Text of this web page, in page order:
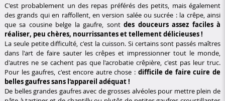
C'est probablement un des repas préférés des petits, mais également
des grands qui en raffollent, en version salée ou sucrée : la crêpe, ainsi
que sa cousine belge la gaufre, sontdes douceurs assez faciles à
réaliser, peu chères, nourrissantes et tellement délicieuses !
La seule petite difficulté, c'est la cuisson. Si certains sont passés maîtres
dans l'art de faire sauter les crêpes et impressionner tout le monde,
d'autres ne se cachent pas que l'acrobatie crêpière, c'est pas leur truc.
Pour les gaufres, c'est encore autre chose : difficile de faire cuire de
belles gaufres sans l'appareil adéquat !
De belles grandes gaufres avec de grosses alvéoles pour mettre plein de